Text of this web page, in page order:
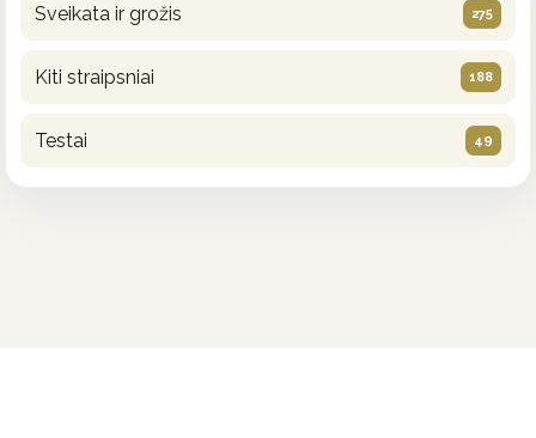
Sveikata ir grožis 275
Kiti straipsniai 188
Testai 49